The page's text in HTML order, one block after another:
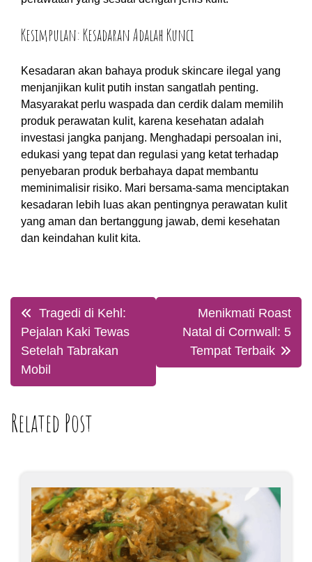
Kesimpulan: Kesadaran Adalah Kunci
Kesadaran akan bahaya produk skincare ilegal yang
menjanjikan kulit putih instan sangatlah penting.
Masyarakat perlu waspada dan cerdik dalam memilih
produk perawatan kulit, karena kesehatan adalah
investasi jangka panjang. Menghadapi persoalan ini,
edukasi yang tepat dan regulasi yang ketat terhadap
penyebaran produk berbahaya dapat membantu
meminimalisir risiko. Mari bersama-sama menciptakan
kesadaran lebih luas akan pentingnya perawatan kulit
yang aman dan bertanggung jawab, demi kesehatan
dan keindahan kulit kita.
Post
navigation
Tragedi di Kehl:
Pejalan Kaki Tewas
Setelah Tabrakan
Mobil
Menikmati Roast
Natal di Cornwall: 5
Tempat Terbaik
Related Post